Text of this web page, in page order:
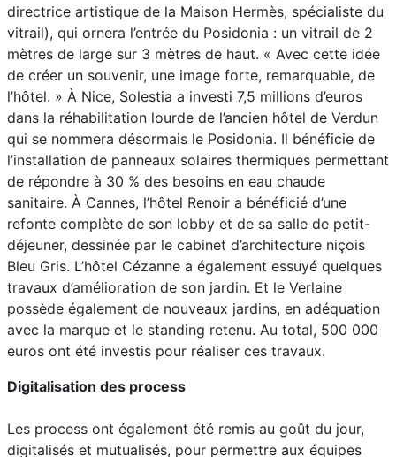
directrice artistique de la Maison Hermès, spécialiste du
vitrail), qui ornera l’entrée du Posidonia : un vitrail de 2
mètres de large sur 3 mètres de haut. « Avec cette idée
de créer un souvenir, une image forte, remarquable, de
l’hôtel. » À Nice, Solestia a investi 7,5 millions d’euros
dans la réhabilitation lourde de l’ancien hôtel de Verdun
qui se nommera désormais le Posidonia. Il bénéficie de
l’installation de panneaux solaires thermiques permettant
de répondre à 30 % des besoins en eau chaude
sanitaire. À Cannes, l’hôtel Renoir a bénéficié d’une
refonte complète de son lobby et de sa salle de petit-
déjeuner, dessinée par le cabinet d’architecture niçois
Bleu Gris. L’hôtel Cézanne a également essuyé quelques
travaux d’amélioration de son jardin. Et le Verlaine
possède également de nouveaux jardins, en adéquation
avec la marque et le standing retenu. Au total, 500 000
euros ont été investis pour réaliser ces travaux.
Digitalisation des process
Les process ont également été remis au goût du jour,
digitalisés et mutualisés, pour permettre aux équipes